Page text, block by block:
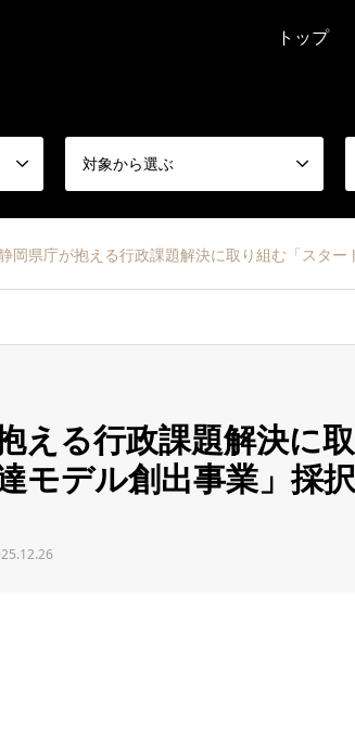
トップ
対象から選ぶ
岡県庁が抱える行政課題解決に取り組む「スタ
える行政課題解決に
モデル創出事業」採